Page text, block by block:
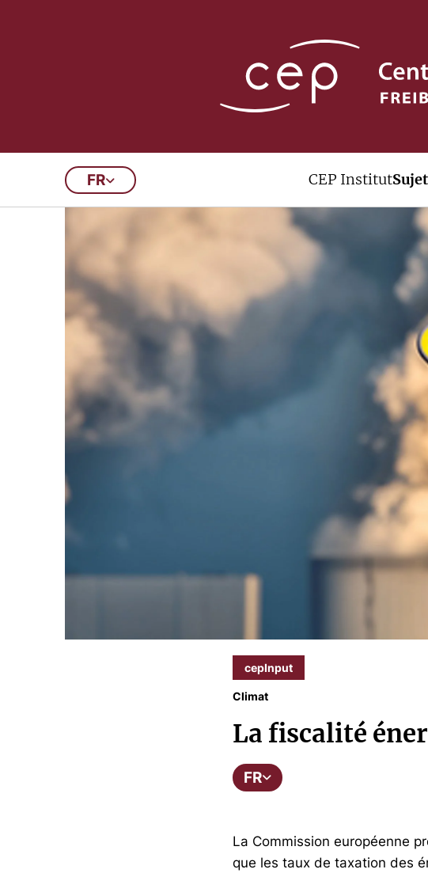
FR CEP Institut
cepInput
Climat
La fiscalité
FR
La Commission européenne
que les taux de taxation des